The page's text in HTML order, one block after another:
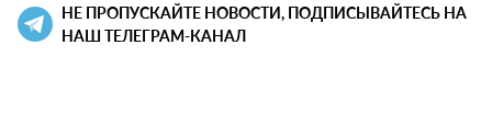
НЕ ПРОПУСКАЙТЕ НОВОСТИ, ПОДПИСЫВАЙТЕСЬ НА
НАШ ТЕЛЕГРАМ-КАНАЛ